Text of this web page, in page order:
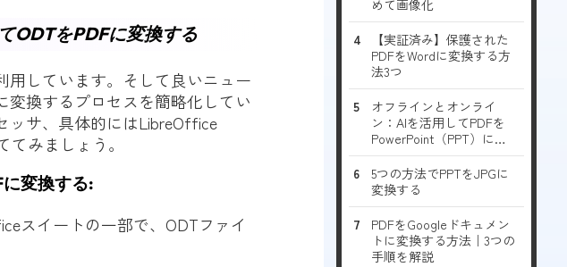
ODTをPDFに変換する
用しています。そして良いニュー
変換するプロセスを簡略化してい
ッサ、具体的にはLibreOffice
みましょう。
変換する:
スイートの一部で、ODTファイ
めて画像化
【実証済み】保護された
PDFをWordに変換する方
法3つ
オフラインとオンライ
ン：AIを活用してPDFを
PowerPoint（PPT）に変
換する最適な方法
5つの方法でPPTをJPGに
変換する
PDFをGoogleドキュメン
トに変換する方法｜3つの
手順を解説